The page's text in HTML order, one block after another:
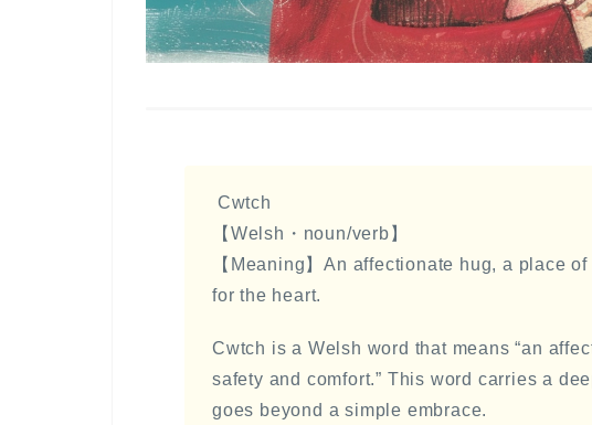
Cwtch
【Welsh・noun/verb】
【Meaning】An affectionate hug, a place
for the heart.
Cwtch is a Welsh word that means “an
safety and comfort.” This word carries a
goes beyond a simple embrace.